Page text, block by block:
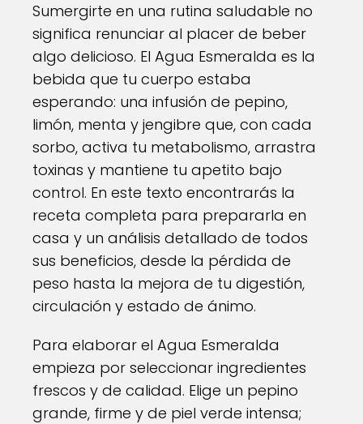
Sumergirte en una rutina saludable no
significa renunciar al placer de beber
algo delicioso. El Agua Esmeralda es la
bebida que tu cuerpo estaba
esperando: una infusión de pepino,
limón, menta y jengibre que, con cada
sorbo, activa tu metabolismo, arrastra
toxinas y mantiene tu apetito bajo
control. En este texto encontrarás la
receta completa para prepararla en
casa y un análisis detallado de todos
sus beneficios, desde la pérdida de
peso hasta la mejora de tu digestión,
circulación y estado de ánimo.
Para elaborar el Agua Esmeralda
empieza por seleccionar ingredientes
frescos y de calidad. Elige un pepino
grande, firme y de piel verde intensa;